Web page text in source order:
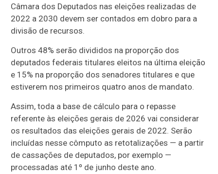
Câmara dos Deputados nas eleições realizadas de
2022 a 2030 devem ser contados em dobro para a
divisão de recursos.
Outros 48% serão divididos na proporção dos
deputados federais titulares eleitos na última eleição
e 15% na proporção dos senadores titulares e que
estiverem nos primeiros quatro anos de mandato.
Assim, toda a base de cálculo para o repasse
referente às eleições gerais de 2026 vai considerar
os resultados das eleições gerais de 2022. Serão
incluídas nesse cômputo as retotalizações — a partir
de cassações de deputados, por exemplo —
processadas até 1º de junho deste ano.